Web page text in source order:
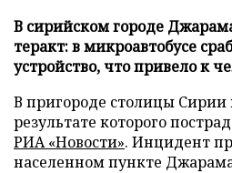
В сирийском городе
теракт: в микроавтобусе
устройство, что привело к
В пригороде столицы Сирии
результате которого
РИА «Новости». Инцидент
населенном пункте